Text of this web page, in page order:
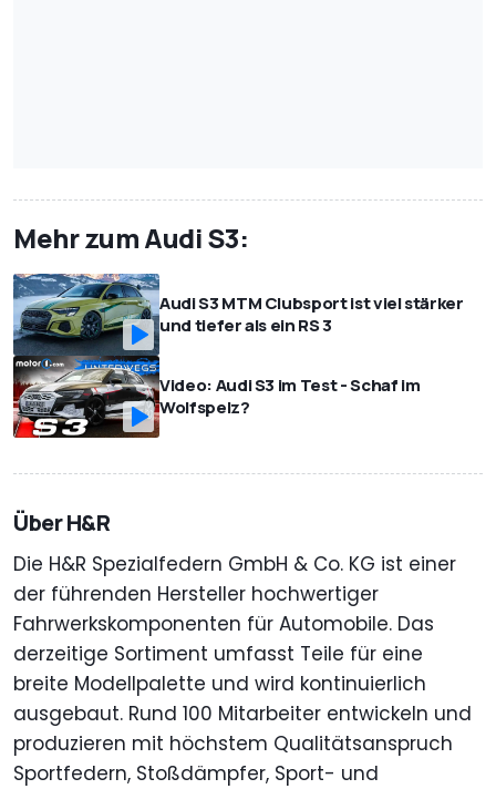
Mehr zum Audi S3:
Audi S3 MTM Clubsport ist viel stärker
und tiefer als ein RS 3
Video: Audi S3 im Test - Schaf im
Wolfspelz?
Über H&R
Die H&R Spezialfedern GmbH & Co. KG ist einer
der führenden Hersteller hochwertiger
Fahrwerkskomponenten für Automobile. Das
derzeitige Sortiment umfasst Teile für eine
breite Modellpalette und wird kontinuierlich
ausgebaut. Rund 100 Mitarbeiter entwickeln und
produzieren mit höchstem Qualitätsanspruch
Sportfedern, Stoßdämpfer, Sport- und